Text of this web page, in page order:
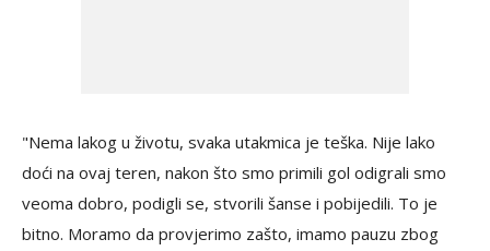
"Nema lakog u životu, svaka utakmica je teška. Nije lako
doći na ovaj teren, nakon što smo primili gol odigrali smo
veoma dobro, podigli se, stvorili šanse i pobijedili. To je
bitno. Moramo da provjerimo zašto, imamo pauzu zbog